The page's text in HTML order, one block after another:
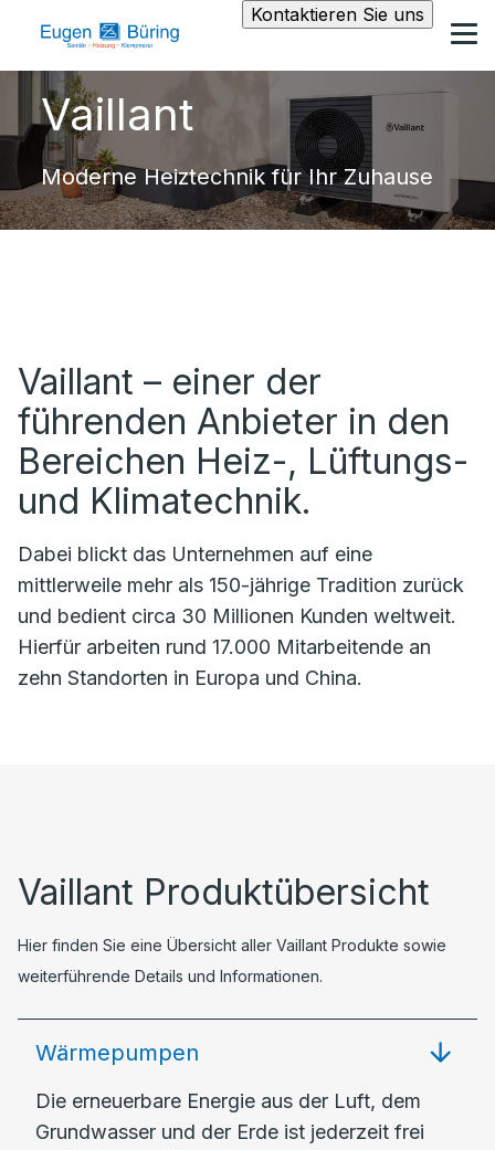
Kontaktieren Sie uns
Vaillant
Moderne Heiztechnik für Ihr Zuhause
Vaillant – einer der
führenden Anbieter in den
Bereichen Heiz-, Lüftungs-
und Klimatechnik.
Dabei blickt das Unternehmen auf eine
mittlerweile mehr als 150-jährige Tradition zurück
und bedient circa 30 Millionen Kunden weltweit.
Hierfür arbeiten rund 17.000 Mitarbeitende an
zehn Standorten in Europa und China.
Vaillant Produktübersicht
Hier finden Sie eine Übersicht aller Vaillant Produkte sowie
weiterführende Details und Informationen.
Wärmepumpen
Die erneuerbare Energie aus der Luft, dem
Grundwasser und der Erde ist jederzeit frei